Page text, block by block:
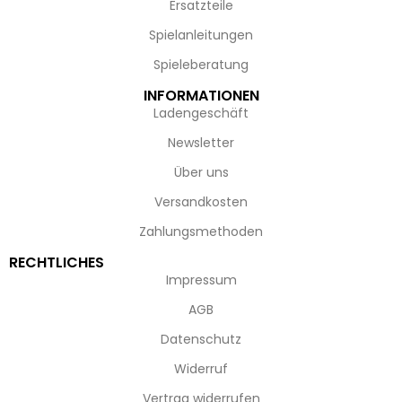
Ersatzteile
Spielanleitungen
Spieleberatung
INFORMATIONEN
Ladengeschäft
Newsletter
Über uns
Versandkosten
Zahlungsmethoden
RECHTLICHES
Impressum
AGB
Datenschutz
Widerruf